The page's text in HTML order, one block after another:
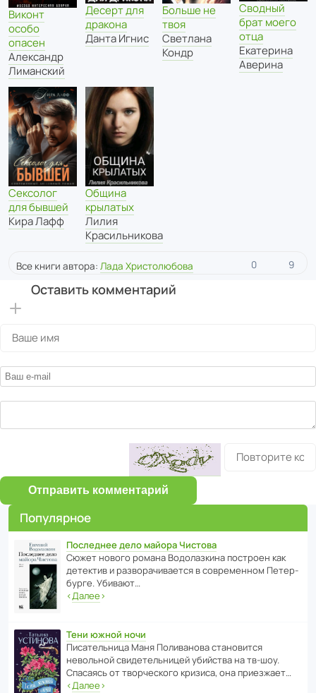
Виконт
особо
опасен
Александр
Лиманский
Десерт для
дракона
Данта Игнис
Больше не
твоя
Светлана
Кондр
Сводный
брат моего
отца
Екатерина
Аверина
Сексолог
для бывшей
Кира Лафф
Община
крылатых
Лилия
Красильникова
Все книги автора: Лада Христолюбова 0 9
Оставить комментарий
Отправить комментарий
Популярное
Последнее дело майора Чистова
Сюжет нового романа Водо­ла­з­кина пост­роен как
дете­ктив и разво­ра­чи­ва­ется в совре­менном Пете­р­
бурге. Убивают…
‹Далее›
Тени южной ночи
Писа­тель­ница Маня Поли­ва­нова стано­вится
невольной свиде­тель­ницей убийства на тв-шоу.
Спасаясь от твор­че­с­кого кризиса, она приезжает…
‹Далее›